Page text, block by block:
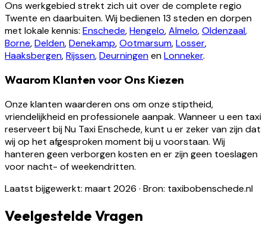
Ons werkgebied strekt zich uit over de complete regio
Twente en daarbuiten. Wij bedienen 13 steden en dorpen
met lokale kennis: Enschede,Hengelo,Almelo,Oldenzaal,
Borne,Delden,Denekamp,Ootmarsum,Losser,
Haaksbergen,Rijssen,DeurningenenLonneker.
Waarom Klanten voor Ons Kiezen
Onze klanten waarderen ons om onze stiptheid,
vriendelijkheid en professionele aanpak. Wanneer u een taxi
reserveert bij Nu Taxi Enschede, kunt u er zeker van zijn dat
wij op het afgesproken moment bij u voorstaan. Wij
hanteren geen verborgen kosten en er zijn geen toeslagen
voor nacht- of weekendritten.
Laatst bijgewerkt: maart 2026 · Bron: taxibobenschede.nl
Veelgestelde Vragen